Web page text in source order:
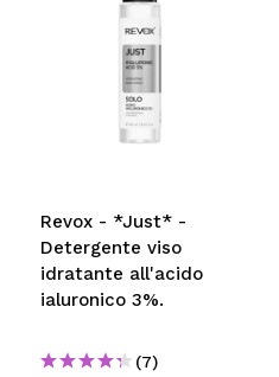
Revox - *Just* -
Detergente viso
idratante all'acido
ialuronico 3%.
(7)